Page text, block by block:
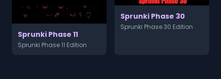
Sprunki Phase 11
Sprunki Phase 11 Edition
Sprunki Phase 30
Sprunki Phase 30 Edition